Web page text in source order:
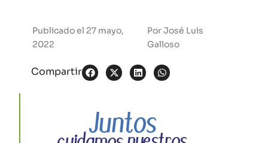
Publicado el 27 mayo,
2022
PorJosé Luis
Galloso
Compartir